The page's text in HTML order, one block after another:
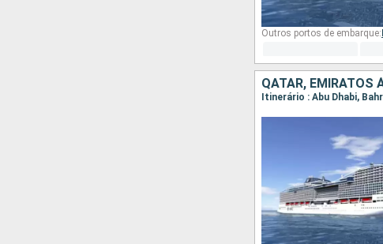
Outros portos de embarque:
QATAR, EMIRATOS
Itinerário : Abu Dhabi,